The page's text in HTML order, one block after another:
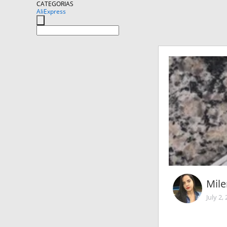
CATEGORIAS
AliExpress
July 2,